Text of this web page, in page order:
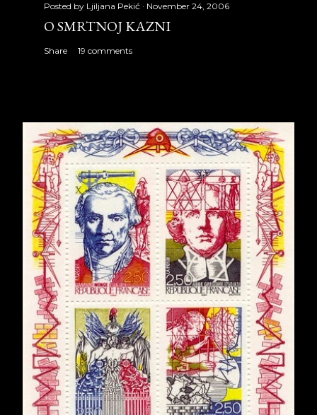
Posted by Ljiljana Pekić November 24, 2006
O SMRTNOJ KAZNI
Share 19 comments